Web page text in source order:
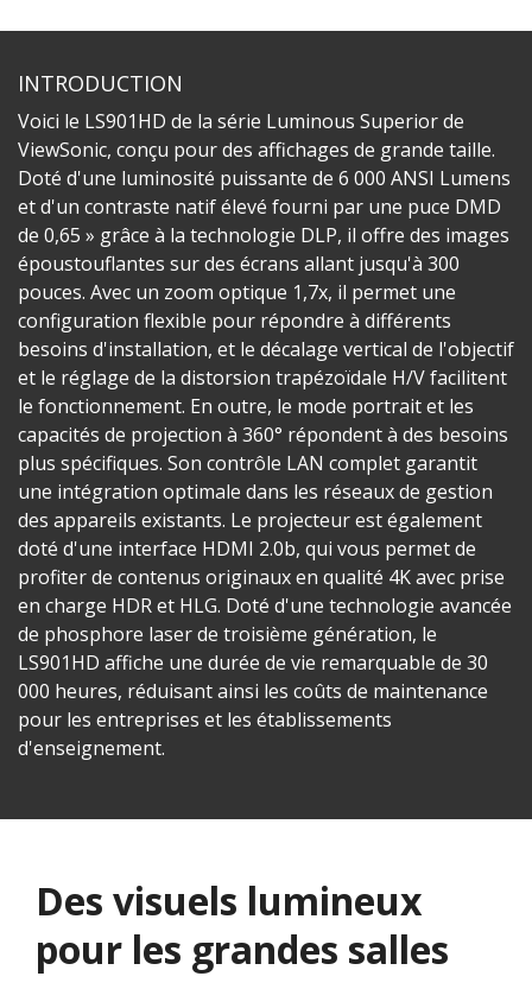
INTRODUCTION
Voici le LS901HD de la série Luminous Superior de
ViewSonic, conçu pour des affichages de grande taille.
Doté d'une luminosité puissante de 6 000 ANSI Lumens
et d'un contraste natif élevé fourni par une puce DMD
de 0,65 » grâce à la technologie DLP, il offre des images
époustouflantes sur des écrans allant jusqu'à 300
pouces. Avec un zoom optique 1,7x, il permet une
configuration flexible pour répondre à différents
besoins d'installation, et le décalage vertical de l'objectif
et le réglage de la distorsion trapézoïdale H/V facilitent
le fonctionnement. En outre, le mode portrait et les
capacités de projection à 360° répondent à des besoins
plus spécifiques. Son contrôle LAN complet garantit
une intégration optimale dans les réseaux de gestion
des appareils existants. Le projecteur est également
doté d'une interface HDMI 2.0b, qui vous permet de
profiter de contenus originaux en qualité 4K avec prise
en charge HDR et HLG. Doté d'une technologie avancée
de phosphore laser de troisième génération, le
LS901HD affiche une durée de vie remarquable de 30
000 heures, réduisant ainsi les coûts de maintenance
pour les entreprises et les établissements
d'enseignement.
Des visuels lumineux
pour les grandes salles